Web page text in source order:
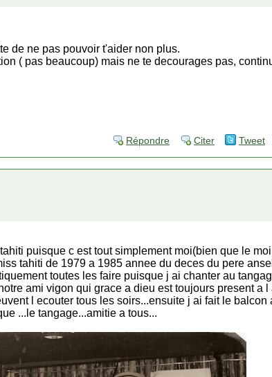
de ne pas pouvoir t'aider non plus.
( pas beaucoup) mais ne te decourages pas,
Répondre Citer Tweet
puisque c est tout simplement moi(bien que le
tahiti de 1979 a 1985 annee du deces du pere
toutes les faire puisque j ai chanter au
ami vigon qui grace a dieu est toujours present a
l ecouter tous les soirs...ensuite j ai fait le balcon
...le tangage...amitie a tous...